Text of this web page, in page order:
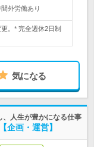
外労働あり
。* 完全週休2日制
気になる
、人生が豊かになる仕事
企画・運営】